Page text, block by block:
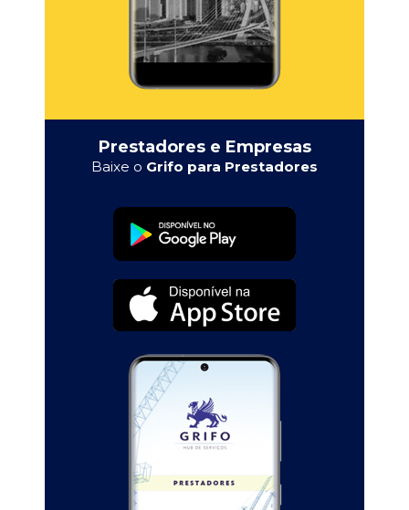
Prestadores e Empresas
Baixe o Grifo para Prestadores